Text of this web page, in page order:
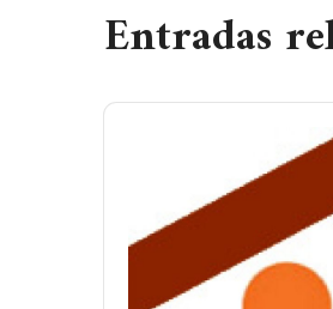
Entradas